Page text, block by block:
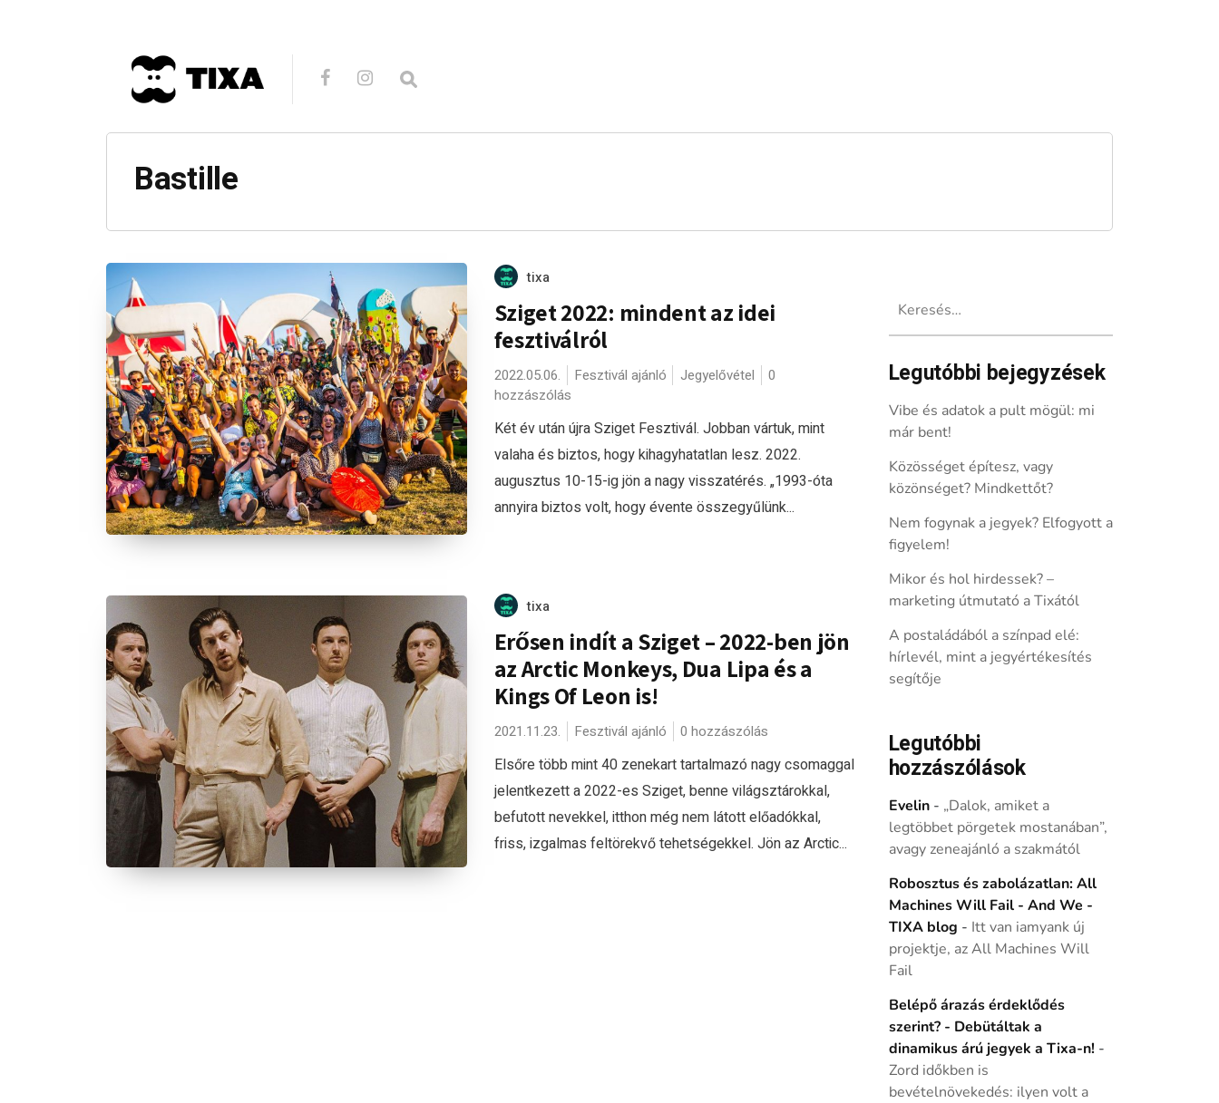
Bastille
tixa
Sziget 2022: mindent az idei
fesztiválról
2022.05.06. Fesztivál ajánló Jegyelővétel
0
hozzászólás
Két év után újra Sziget Fesztivál. Jobban vártuk, mint
valaha és biztos, hogy kihagyhatatlan lesz. 2022.
augusztus 10-15-ig jön a nagy visszatérés. „1993-óta
annyira biztos volt, hogy évente összegyűlünk...
tixa
Erősen indít a Sziget – 2022-ben jön
az Arctic Monkeys, Dua Lipa és a
Kings Of Leon is!
2021.11.23. Fesztivál ajánló 0 hozzászólás
Elsőre több mint 40 zenekart tartalmazó nagy csomaggal
jelentkezett a 2022-es Sziget, benne világsztárokkal,
befutott nevekkel, itthon még nem látott előadókkal,
friss, izgalmas feltörekvő tehetségekkel. Jön az Arctic...
Legutóbbi bejegyzések
Vibe és adatok a pult mögül: mi
már bent!
Közösséget építesz, vagy
közönséget? Mindkettőt?
Nem fogynak a jegyek? Elfogyott a
figyelem!
Mikor és hol hirdessek? –
marketing útmutató a Tixától
A postaládából a színpad elé:
hírlevél, mint a jegyértékesítés
segítője
Legutóbbi
hozzászólások
Evelin- „Dalok, amiket a
legtöbbet pörgetek mostanában”,
avagy zeneajánló a szakmától
Robosztus és zabolázatlan: All
Machines Will Fail - And We -
TIXA blog - Itt van iamyank új
projektje, az All Machines Will
Fail
Belépő árazás érdeklődés
szerint? - Debütáltak a
dinamikus árú jegyek a Tixa-n! -
Zord időkben is
bevételnövekedés: ilyen volt a